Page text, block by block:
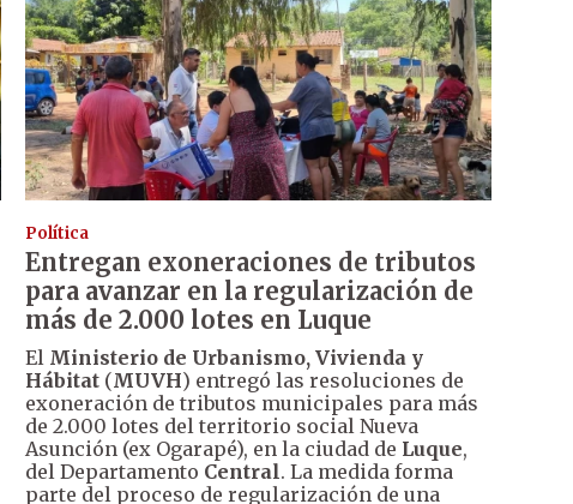
Política
Entregan exoneraciones de tributos
para avanzar en la regularización de
más de 2.000 lotes en Luque
El Ministerio de Urbanismo, Vivienda y
Hábitat(MUVH) entregó las resoluciones de
exoneración de tributos municipales para más
de 2.000 lotes del territorio social Nueva
Asunción (ex Ogarapé), en la ciudad de Luque,
del Departamento Central. La medida forma
parte del proceso de regularización de una